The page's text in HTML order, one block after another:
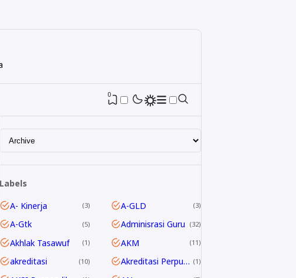
0
Labels
A- Kinerja
3 A-GLD 3
A-Gtk 5 Adminisrasi Guru 32
Akhlak Tasawuf 1 AKM 11
akreditasi 10 Akreditasi Perpustakaan 1